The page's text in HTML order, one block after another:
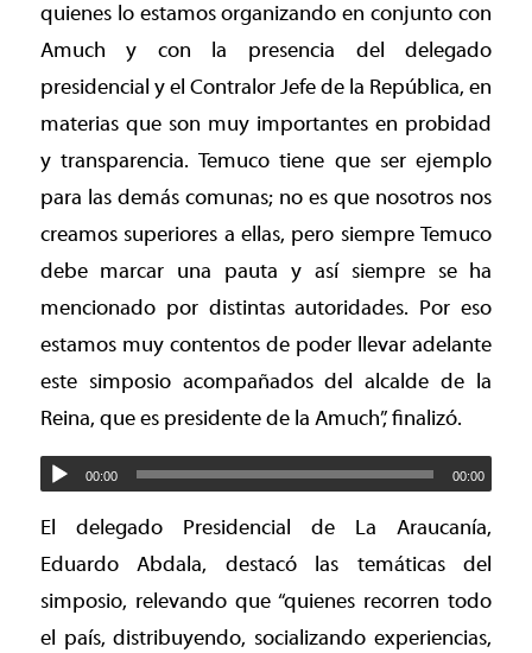
quienes lo estamos organizando en conjunto con
Amuch y con la presencia del delegado
presidencial y el Contralor Jefe de la República, en
materias que son muy importantes en probidad
y transparencia. Temuco tiene que ser ejemplo
para las demás comunas; no es que nosotros nos
creamos superiores a ellas, pero siempre Temuco
debe marcar una pauta y así siempre se ha
mencionado por distintas autoridades. Por eso
estamos muy contentos de poder llevar adelante
este simposio acompañados del alcalde de la
Reina, que es presidente de la Amuch”, finalizó.
00:00 00:00
El delegado Presidencial de La Araucanía,
Eduardo Abdala, destacó las temáticas del
simposio, relevando que “quienes recorren todo
el país, distribuyendo, socializando experiencias,